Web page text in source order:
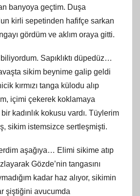
banyoya geçtim. Duşa
kirli sepetinden hafifçe sarkan
gördüm ve aklım oraya gitti.
Sapıklıktı düpedüz…
sikim beynime galip geldi
kırmızı tanga külodu alıp
içimi çekerek koklamaya
kadınlık kokusu vardı. Tüylerim
sikim istemsizce sertleşmişti.
aşağıya… Elimi sikime atıp
Gözde’nin tangasını
kadar haz alıyor, sikimin
şiştiğini avucumda